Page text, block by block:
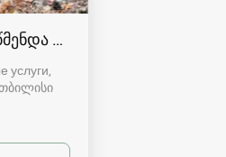
თბილისი 557554000